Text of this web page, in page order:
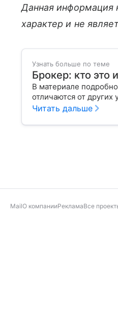
Данная информация
характер и не
Узнать больше по теме
Брокер: кто это
В материале
отличаются от
Читать дальше
MailО компанииРекламаВсе